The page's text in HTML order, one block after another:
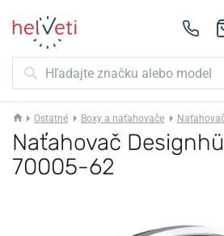
Ostatné Boxy a naťahovače
Naťahovač
70005-62